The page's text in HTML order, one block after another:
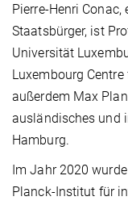
Pierre-Henri
Staatsbürger, ist
Universität
Luxembourg Centre
außerdem Max
ausländisches und
Hamburg.
Im Jahr 2020
Planck-Institut für